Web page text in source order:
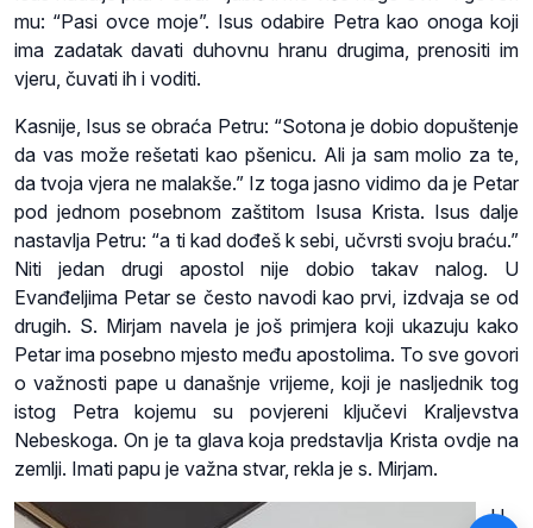
mu: “Pasi ovce moje”. Isus odabire Petra kao onoga koji
ima zadatak davati duhovnu hranu drugima, prenositi im
vjeru, čuvati ih i voditi.
Kasnije, Isus se obraća Petru: “Sotona je dobio dopuštenje
da vas može rešetati kao pšenicu. Ali ja sam molio za te,
da tvoja vjera ne malakše.” Iz toga jasno vidimo da je Petar
pod jednom posebnom zaštitom Isusa Krista. Isus dalje
nastavlja Petru: “a ti kad dođeš k sebi, učvrsti svoju braću.”
Niti jedan drugi apostol nije dobio takav nalog. U
Evanđeljima Petar se često navodi kao prvi, izdvaja se od
drugih. S. Mirjam navela je još primjera koji ukazuju kako
Petar ima posebno mjesto među apostolima. To sve govori
o važnosti pape u današnje vrijeme, koji je nasljednik tog
istog Petra kojemu su povjereni ključevi Kraljevstva
Nebeskoga. On je ta glava koja predstavlja Krista ovdje na
zemlji. Imati papu je važna stvar, rekla je s. Mirjam.
U